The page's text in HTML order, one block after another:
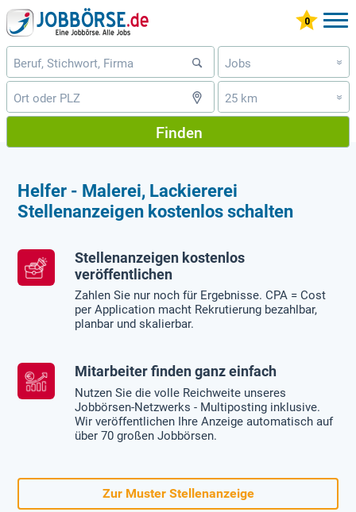
Jobs »
25 km »
Finden
Helfer - Malerei, Lackiererei
Stellenanzeigen kostenlos schalten
Stellenanzeigen kostenlos
veröffentlichen
Zahlen Sie nur noch für Ergebnisse. CPA = Cost
per Application macht Rekrutierung bezahlbar,
planbar und skalierbar.
Mitarbeiter finden ganz einfach
Nutzen Sie die volle Reichweite unseres
Jobbörsen-Netzwerks - Multiposting inklusive.
Wir veröffentlichen Ihre Anzeige automatisch auf
über 70 großen Jobbörsen.
Zur Muster Stellenanzeige